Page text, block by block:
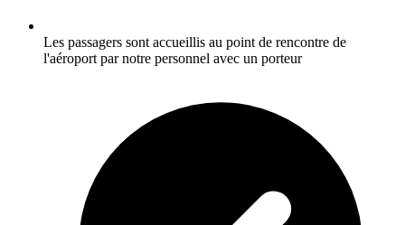
Les passagers sont accueillis au point de rencontre de
l'aéroport par notre personnel avec un porteur